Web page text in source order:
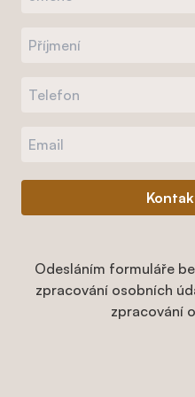
Odesláním formuláře
zpracování osobních
zpracování